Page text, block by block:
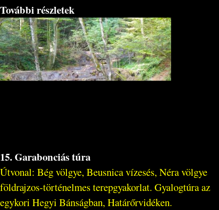
További részletek
15. Garabonciás túra
Útvonal: Bég völgye, Beusnica vízesés, Néra völgye
földrajzos-történelmes terepgyakorlat. Gyalogtúra az
egykori Hegyi Bánságban, Határőrvidéken.